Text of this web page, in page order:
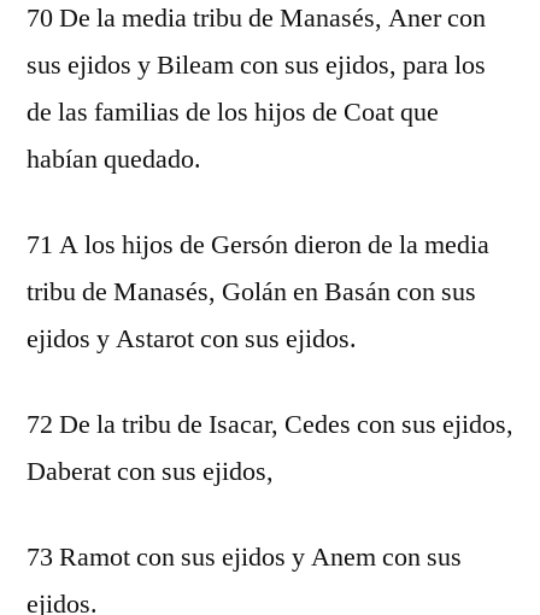
70 De la media tribu de Manasés, Aner con
sus ejidos y Bileam con sus ejidos, para los
de las familias de los hijos de Coat que
habían quedado.
71 A los hijos de Gersón dieron de la media
tribu de Manasés, Golán en Basán con sus
ejidos y Astarot con sus ejidos.
72 De la tribu de Isacar, Cedes con sus ejidos,
Daberat con sus ejidos,
73 Ramot con sus ejidos y Anem con sus
ejidos.